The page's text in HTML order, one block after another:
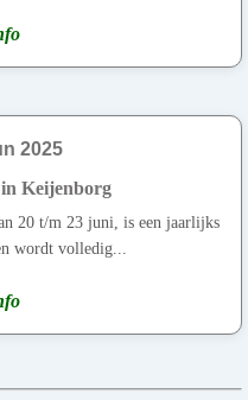
2025
Keijenborg
20 t/m 23 juni, is een jaarlijks
wordt volledig...